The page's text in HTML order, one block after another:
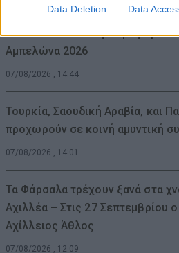
Data Deletion Data
Δηλώσεις συμμετοχής για τα
Masterclasses στη Γιορτή
Αμπελώνα 2026
07/08/2026 , 14:44
Τουρκία, Σαουδική Αραβία, και
προχωρούν σε κοινή αμυντική
07/08/2026 , 14:01
Τα Φάρσαλα τρέχουν ξανά στα
Αχιλλέα – Στις 27 Σεπτεμβρίου
Αχίλλειος Άθλος
07/08/2026 , 12:09